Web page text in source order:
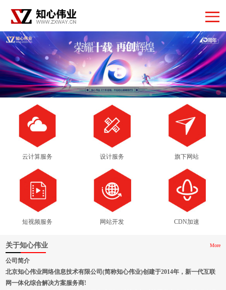
云计算服务 设计服务 旗下网站
短视频服务 网站开发 CDN加速
关于知心伟业 More
公司简介
北京知心伟业网络信息技术有限公司(简称知心伟业)创建于2014年，新一代互联
网一体化综合解决方案服务商!